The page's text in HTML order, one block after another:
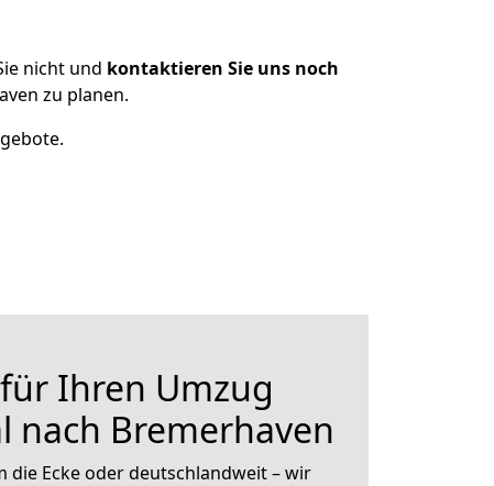
nicht und kontaktieren Sie uns noch
zu planen.
Ihren Umzug
nach Bremerhaven
die Ecke oder deutschlandweit – wir